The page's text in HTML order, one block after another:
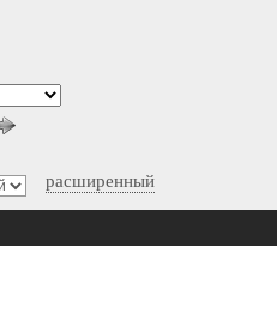
расширенный